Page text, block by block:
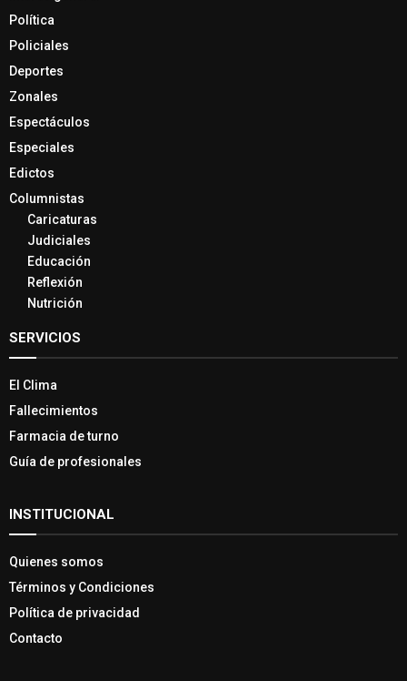
Política
Policiales
Deportes
Zonales
Espectáculos
Especiales
Edictos
Columnistas
Caricaturas
Judiciales
Educación
Reflexión
Nutrición
SERVICIOS
El Clima
Fallecimientos
Farmacia de turno
Guía de profesionales
INSTITUCIONAL
Quienes somos
Términos y Condiciones
Política de privacidad
Contacto